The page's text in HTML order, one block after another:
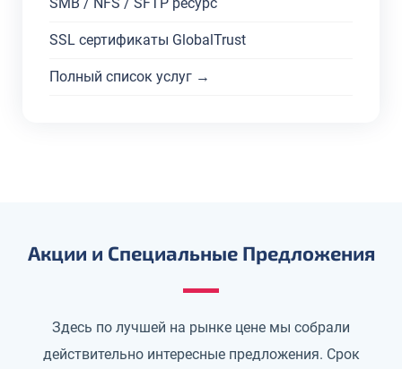
SSL сертификаты GlobalTrust
Полный список услуг →
Акции и Специальные Предложения
Здесь по лучшей на рынке цене мы собрали
действительно интересные предложения. Срок